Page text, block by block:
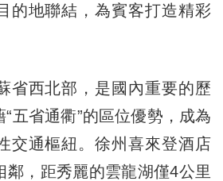
的地聯結，為賓客打造精彩
西北部，是國內重要的歷
五省通衢”的區位優勢，成為
交通樞紐。徐州喜來登酒店
鄰，距秀麗的雲龍湖僅4公里